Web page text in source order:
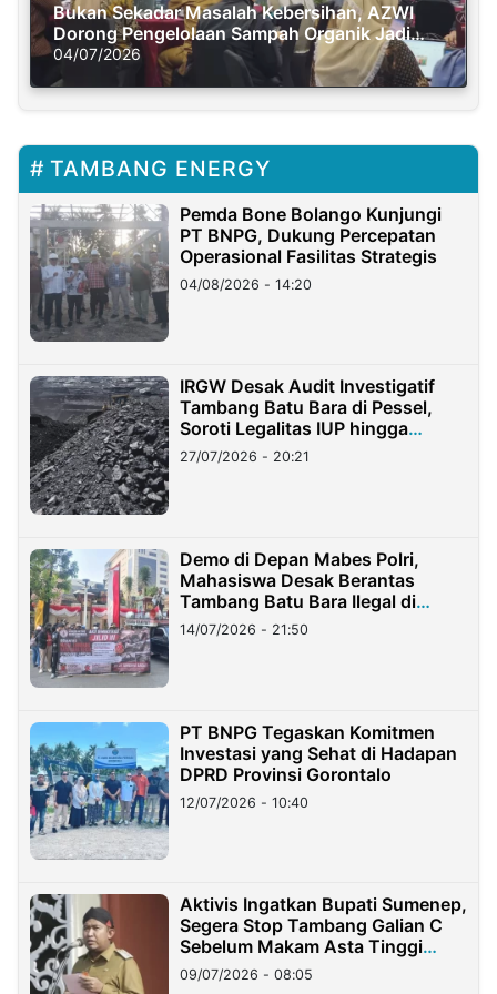
Bukan Sekadar Masalah Kebersihan, AZWI
Dorong Pengelolaan Sampah Organik Jadi
Solusi Krisis Iklim
04/07/2026
TAMBANG ENERGY
Pemda Bone Bolango Kunjungi
PT BNPG, Dukung Percepatan
Operasional Fasilitas Strategis
04/08/2026 - 14:20
IRGW Desak Audit Investigatif
Tambang Batu Bara di Pessel,
Soroti Legalitas IUP hingga
Stockpile
27/07/2026 - 20:21
Demo di Depan Mabes Polri,
Mahasiswa Desak Berantas
Tambang Batu Bara Ilegal di
Lampung
14/07/2026 - 21:50
PT BNPG Tegaskan Komitmen
Investasi yang Sehat di Hadapan
DPRD Provinsi Gorontalo
12/07/2026 - 10:40
Aktivis Ingatkan Bupati Sumenep,
Segera Stop Tambang Galian C
Sebelum Makam Asta Tinggi
Longsor
09/07/2026 - 08:05